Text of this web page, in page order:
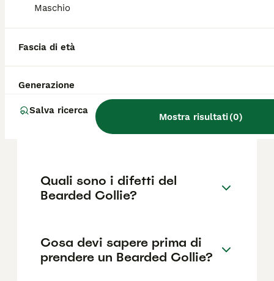
Maschio
Fascia di età
Generazione
Salva ricerca
Mostra risultati(0)
dell'allevatore e la posizione.
Qual è il carattere del
Bearded Collie?
Quali sono i difetti del
Bearded Collie?
Cosa devi sapere prima di
prendere un Bearded Collie?